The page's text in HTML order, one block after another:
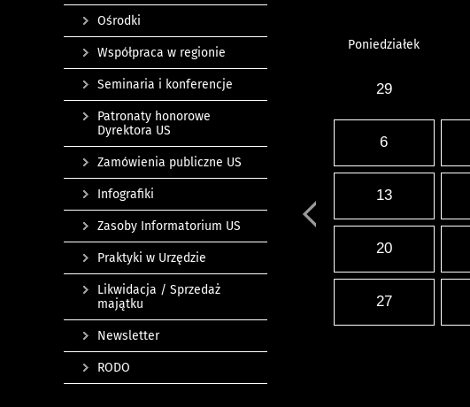
Poniedziałek
29
6
13
20
27
Ośrodki
Współpraca w regionie
Seminaria i konferencje
Patronaty honorowe
Dyrektora US
Zamówienia publiczne US
Infografiki
Zasoby Informatorium US
Praktyki w Urzędzie
Likwidacja / Sprzedaż
majątku
Newsletter
RODO